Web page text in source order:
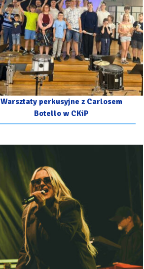
Warsztaty perkusyjne z Carlosem
Botello w CKiP